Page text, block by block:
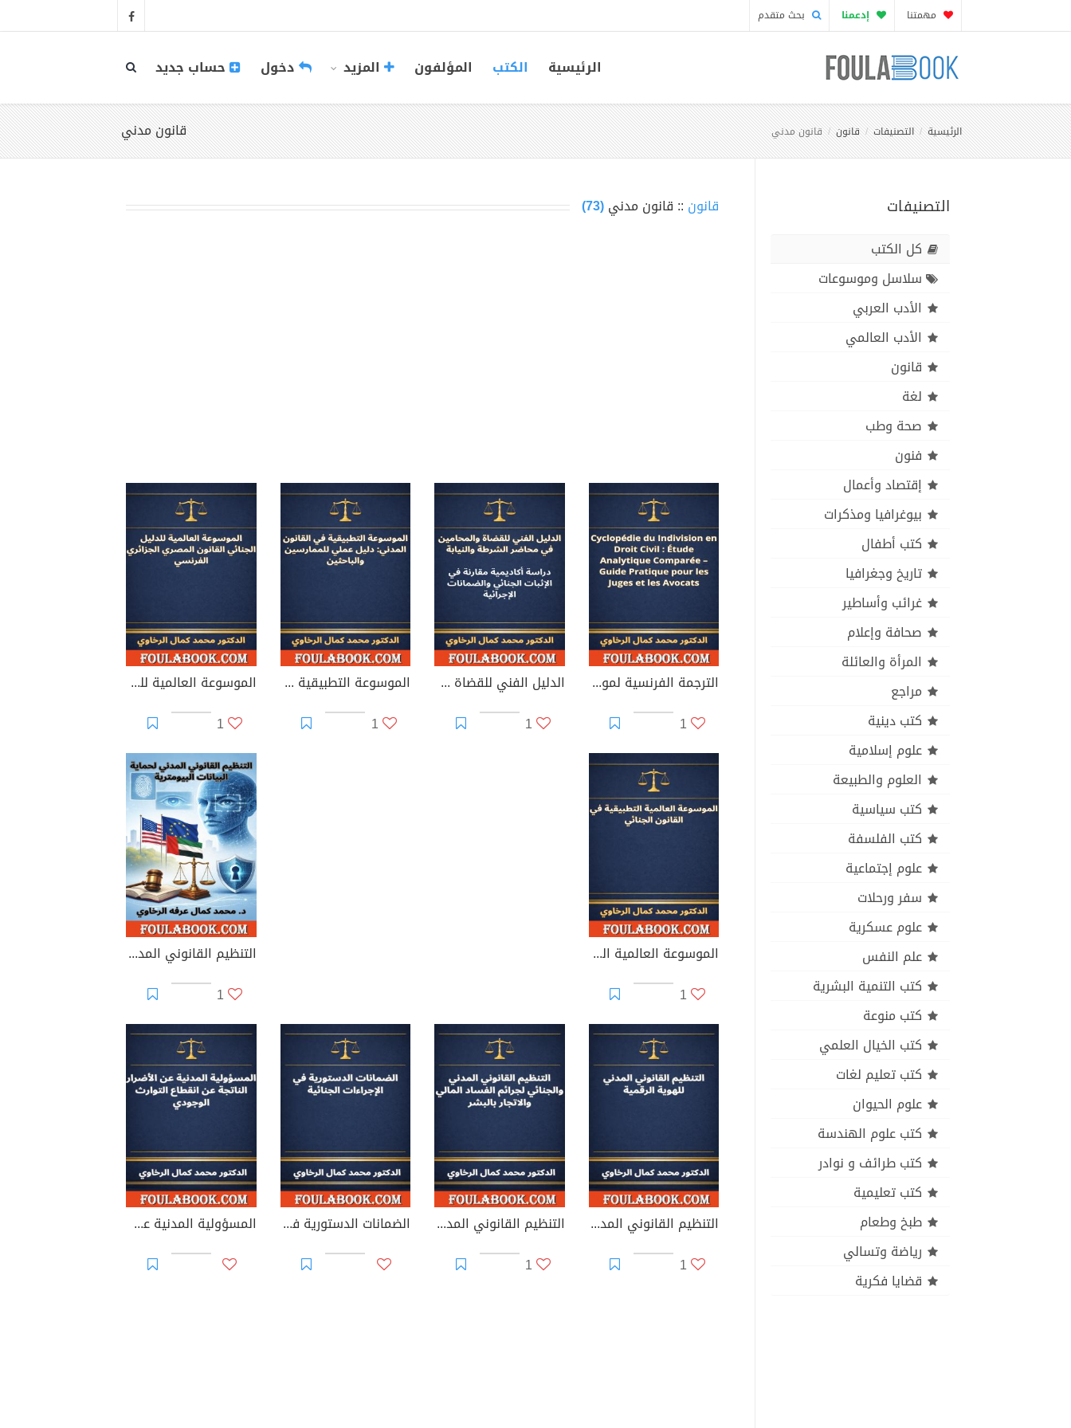
مهمتنا إدعمنا بحث متقدم
الرئيسية الكتب المؤلفون المزيد دخول حساب جديد
قانون مدني الرئيسية التصنيفات قانون قانون مدني
التصنيفات
كل الكتب
سلاسل وموسوعات
الأدب العربي
الأدب العالمي
قانون
لغة
صحة وطب
فنون
إقتصاد وأعمال
بيوغرافيا ومذكرات
كتب أطفال
تاريخ وجغرافيا
غرائب وأساطير
صحافة وإعلام
المرأة والعائلة
مراجع
كتب دينية
علوم إسلامية
العلوم والطبيعة
كتب سياسية
كتب الفلسفة
علوم إجتماعية
سفر ورحلات
علوم عسكرية
علم النفس
كتب التنمية البشرية
كتب منوعة
كتب الخيال العلمي
كتب تعليم لغات
علوم الحيوان
كتب علوم الهندسة
كتب طرائف و نوادر
كتب تعليمية
طبخ وطعام
رياضة وتسالي
قضايا فكرية
قانون :: قانون مدني(73)
الترجمة الفرنسية لموسوعة الشيوع في القانون المدني
1
الدليل الفني للقضاة والمحامين في محاضر الشرطة والنيابة
1
الموسوعة التطبيقية في القانون المدني - دليل عملي للممارسين والباحثين
1
الموسوعة العالمية للدليل الجنائي القانون المصري الجزائري الفرنسي
1
الموسوعة العالمية التطبيقية في القانون الجنائي
1
التنظيم القانوني المدني لحماية البيانات البيومترية
1
التنظيم القانوني المدني للهوية الرقمية
1
التنظيم القانوني المدني والجنائي لجرائم الفساد المالي والاتجار بالبشر
1
الضمانات الدستورية في الإجراءات الجنائية المسؤولية المدنية عن الأضرار الناتجة عن انقطاع التوارث الوجودي